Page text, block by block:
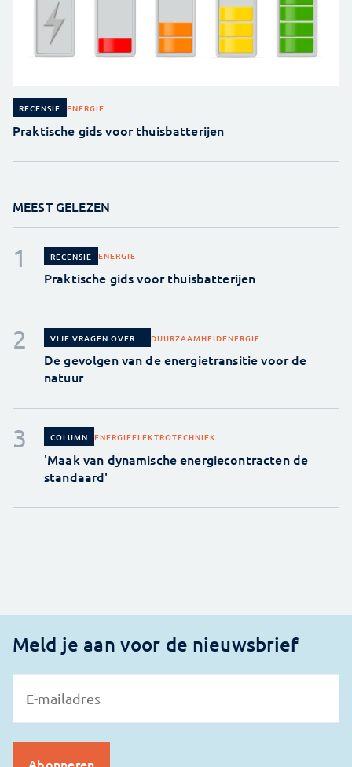
RECENSIE ENERGIE
Praktische gids voor thuisbatterijen
MEEST GELEZEN
RECENSIE ENERGIE
Praktische gids voor thuisbatterijen
VIJF VRAGEN OVER... DUURZAAMHEIDENERGIE
De gevolgen van de energietransitie voor de
natuur
COLUMN ENERGIEELEKTROTECHNIEK
'Maak van dynamische energiecontracten de
standaard'
Meld je aan voor de nieuwsbrief